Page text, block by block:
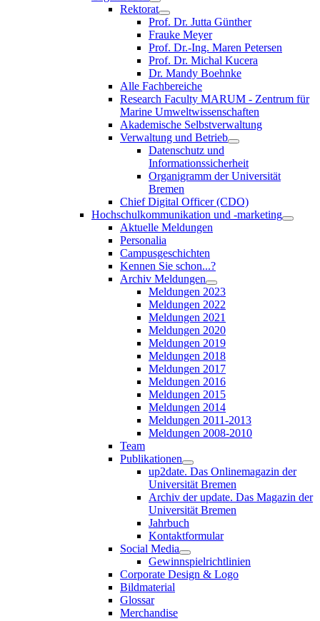
Rektorat
Prof. Dr. Jutta Günther
Frauke Meyer
Prof. Dr.-Ing. Maren Petersen
Prof. Dr. Michal Kucera
Dr. Mandy Boehnke
Alle Fachbereiche
Research Faculty MARUM - Zentrum für
Marine Umweltwissenschaften
Akademische Selbstverwaltung
Verwaltung und Betrieb
Datenschutz und
Informationssicherheit
Organigramm der Universität
Bremen
Chief Digital Officer (CDO)
Hochschulkommunikation und -marketing
Aktuelle Meldungen
Personalia
Campusgeschichten
Kennen Sie schon...?
Archiv Meldungen
Meldungen 2023
Meldungen 2022
Meldungen 2021
Meldungen 2020
Meldungen 2019
Meldungen 2018
Meldungen 2017
Meldungen 2016
Meldungen 2015
Meldungen 2014
Meldungen 2011-2013
Meldungen 2008-2010
Team
Publikationen
up2date. Das Onlinemagazin der
Universität Bremen
Archiv der update. Das Magazin der
Universität Bremen
Jahrbuch
Kontaktformular
Social Media
Gewinnspielrichtlinien
Corporate Design & Logo
Bildmaterial
Glossar
Merchandise